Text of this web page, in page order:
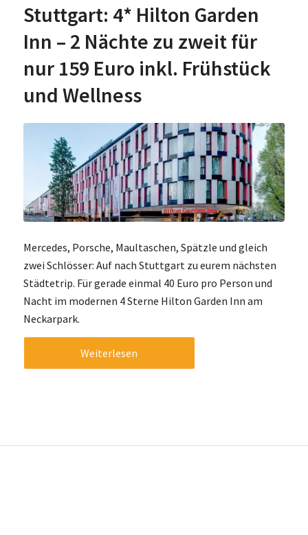
Stuttgart: 4* Hilton Garden
Inn – 2 Nächte zu zweit für
nur 159 Euro inkl. Frühstück
und Wellness
Mercedes, Porsche, Maultaschen, Spätzle und gleich
zwei Schlösser: Auf nach Stuttgart zu eurem nächsten
Städtetrip. Für gerade einmal 40 Euro pro Person und
Nacht im modernen 4 Sterne Hilton Garden Inn am
Neckarpark.
Weiterlesen